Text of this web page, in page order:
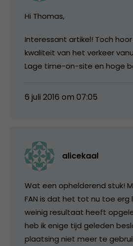
Hi Thomas,
Interessant artikel! Toch
kwaliteit van het verkeer
Lage time-on-site en hoge
6 juli 2016 om 07:05
alicekaal
Wat een ophelderend stuk!
FAN is dat het tot nu toe erg
weinig resultaat heeft
heb ik enige tijd geleden
plaatsing niet meer te